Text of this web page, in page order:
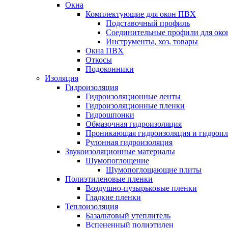
Окна
Комплектующие для окон ПВХ
Подставочный профиль
Соединительные профили для
Инструменты, хоз. товары
Окна ПВХ
Откосы
Подоконники
Изоляция
Гидроизоляция
Гидроизоляционные ленты
Гидроизоляционные пленки
Гидрошпонки
Обмазочная гидроизоляция
Проникающая гидроизоляция и
Рулонная гидроизоляция
Звукоизоляционные материалы
Шумопоглощение
Шумопоглощающие плиты
Полиэтиленовые пленки
Воздушно-пузырьковые пленки
Гладкие пленки
Теплоизоляция
Базальтовый утеплитель
Вспененный полиэтилен